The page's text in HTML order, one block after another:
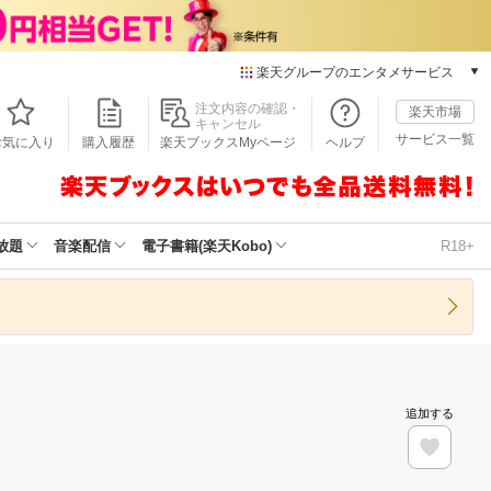
楽天グループのエンタメサービス
本/ゲーム/CD/DVD
楽天ブックス
楽天Kobo
楽天ミュージック
楽天TV
気に入り 購入履歴
注文内容の確認・
キャンセル
楽天ブックスMyページ
ヘルプ
楽天市場
サービス一覧
題 音楽配信 電子書籍(楽天Kobo) R18+
追加する